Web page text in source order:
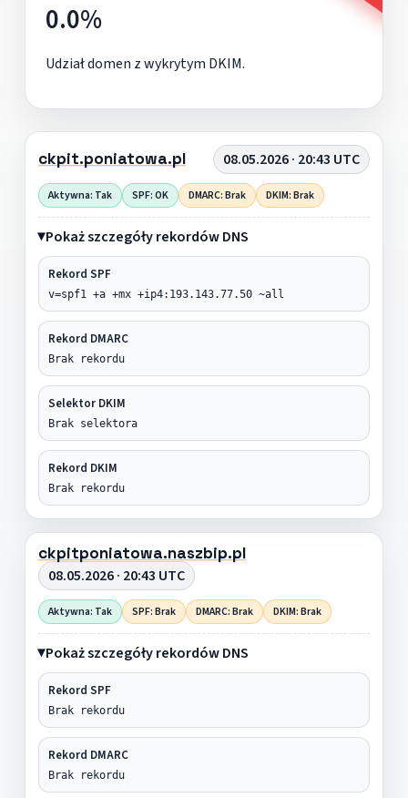
0.0%
Udział domen z wykrytym DKIM.
ckpit.poniatowa.pl 08.05.2026 · 20:43 UTC
Aktywna: Tak SPF: OK DMARC: Brak DKIM: Brak
Pokaż szczegóły rekordów DNS
Rekord SPF
v=spf1 +a +mx +ip4:193.143.77.50 ~all
Rekord DMARC
Brak rekordu
Selektor DKIM
Brak selektora
Rekord DKIM
Brak rekordu
ckpitponiatowa.naszbip.pl
08.05.2026 · 20:43 UTC
Aktywna: Tak SPF: Brak DMARC: Brak DKIM: Brak
Pokaż szczegóły rekordów DNS
Rekord SPF
Brak rekordu
Rekord DMARC
Brak rekordu